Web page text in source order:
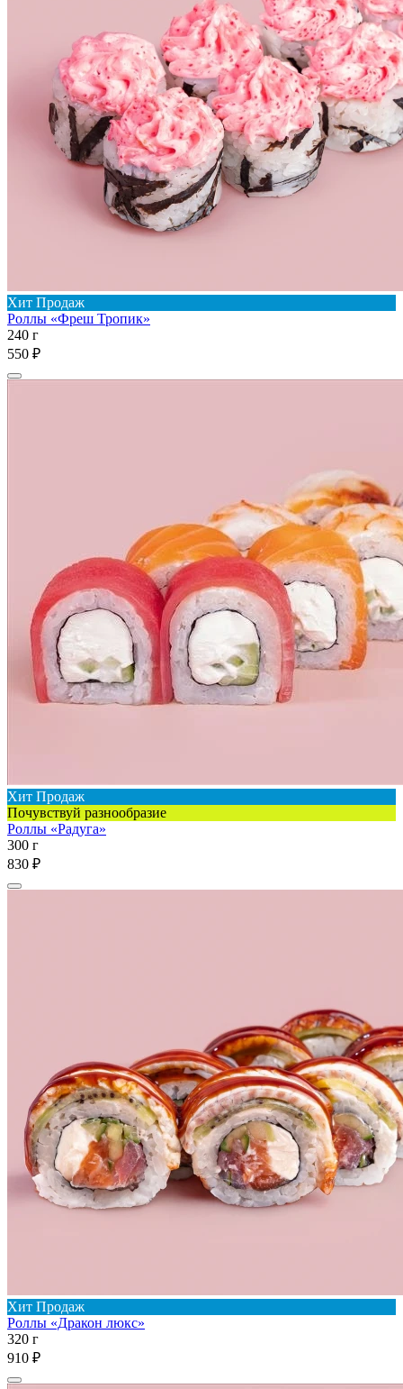
Хит Продаж
Роллы «Фреш Тропик»
240 г
550 ₽
Хит Продаж
Почувствуй разнообразие
Роллы «Радуга»
300 г
830 ₽
Хит Продаж
Роллы «Дракон люкс»
320 г
910 ₽